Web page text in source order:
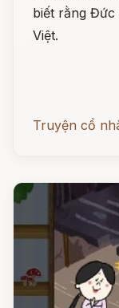
biết rằng Đức
Việt.
Truyện cổ